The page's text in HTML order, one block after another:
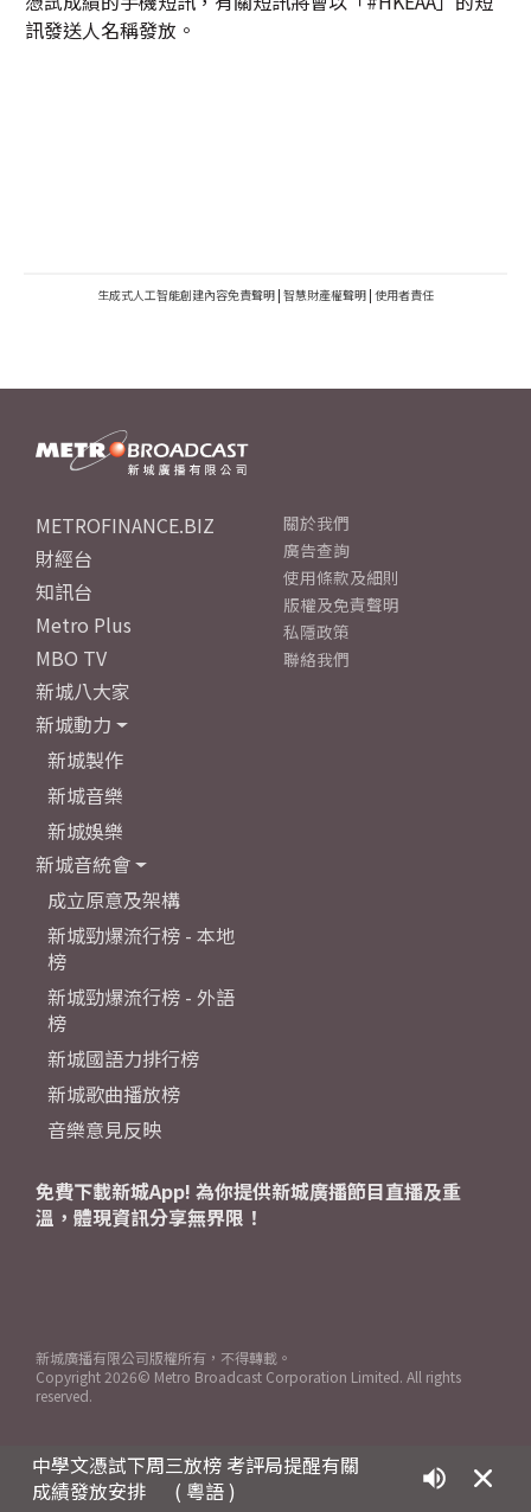
訊發送人名稱發放。
生成式人工智能創建內容免責聲明 | 智慧財產權聲明 | 使用者責任
中學文憑試下周三放榜 考評局提醒有關
成績發放安排
( 粵語 )
METROFINANCE.BIZ
財經台
知訊台
Metro Plus
MBO TV
新城八大家
新城動力
新城製作
新城音樂
新城娛樂
新城音統會
成立原意及架構
新城勁爆流行榜 - 本地
榜
新城勁爆流行榜 - 外語
榜
新城國語力排行榜
新城歌曲播放榜
音樂意見反映
關於我們
廣告查詢
使用條款及細則
版權及免責聲明
私隱政策
聯絡我們
免費下載新城App! 為你提供新城廣播節目直播及重
溫，體現資訊分享無界限！
新城廣播有限公司版權所有，不得轉載。
Copyright 2026© Metro Broadcast Corporation Limited. All rights
reserved.